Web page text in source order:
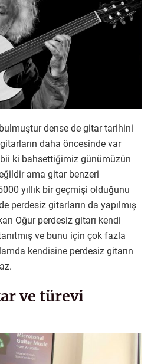
dense de gitar tarihini
gitarların daha öncesinde var
ki bahsettiğimiz günümüzün
ama gitar benzeri
yıllık bir geçmişi olduğunu
perdesiz gitarların da yapılmış
Oğur perdesiz gitarı kendi
ve bunu için çok fazla
kendisine perdesiz gitarın
ve türevi